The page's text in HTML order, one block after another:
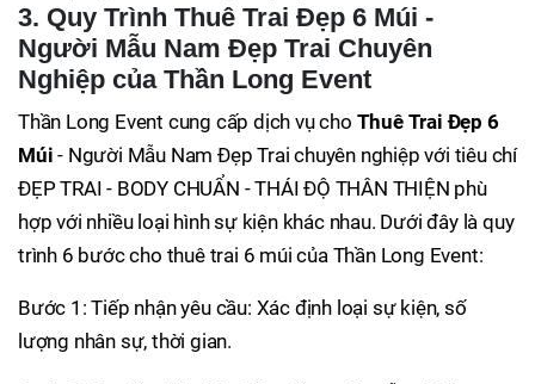
3. Quy Trình Thuê Trai Đẹp 6 Múi -
Người Mẫu Nam Đẹp Trai Chuyên
Nghiệp của Thần Long Event
Thần Long Event cung cấp dịch vụ cho Thuê Trai Đẹp 6
Múi - Người Mẫu Nam Đẹp Trai chuyên nghiệp với tiêu chí
ĐẸP TRAI - BODY CHUẨN - THÁI ĐỘ THÂN THIỆN phù
hợp với nhiều loại hình sự kiện khác nhau. Dưới đây là quy
trình 6 bước cho thuê trai 6 múi của Thần Long Event:
Bước 1: Tiếp nhận yêu cầu: Xác định loại sự kiện, số
lượng nhân sự, thời gian.